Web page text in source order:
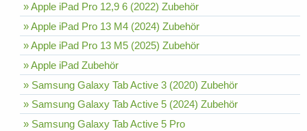
» Apple iPad Pro 12,9 6 (2022) Zubehör
» Apple iPad Pro 13 M4 (2024) Zubehör
» Apple iPad Pro 13 M5 (2025) Zubehör
» Apple iPad Zubehör
» Samsung Galaxy Tab Active 3 (2020) Zubehör
» Samsung Galaxy Tab Active 5 (2024) Zubehör
» Samsung Galaxy Tab Active 5 Pro